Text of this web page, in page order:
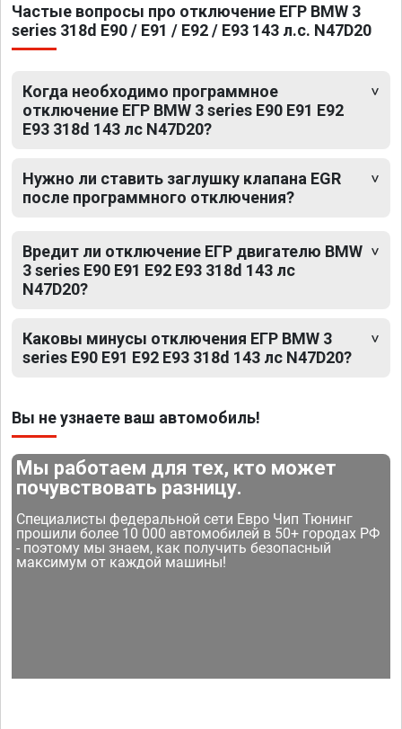
Частые вопросы про отключение ЕГР BMW 3
series 318d E90 / E91 / E92 / E93 143 л.с. N47D20
Когда необходимо программное
отключение ЕГР BMW 3 series E90 E91 E92
E93 318d 143 лс N47D20?
Нужно ли ставить заглушку клапана EGR
после программного отключения?
Вредит ли отключение ЕГР двигателю BMW
3 series E90 E91 E92 E93 318d 143 лс
N47D20?
Каковы минусы отключения ЕГР BMW 3
series E90 E91 E92 E93 318d 143 лс N47D20?
Вы не узнаете ваш автомобиль!
Мы работаем для тех, кто может
почувствовать разницу.
Специалисты федеральной сети Евро Чип Тюнинг
прошили более 10 000 автомобилей в 50+ городах РФ
- поэтому мы знаем, как получить безопасный
максимум от каждой машины!